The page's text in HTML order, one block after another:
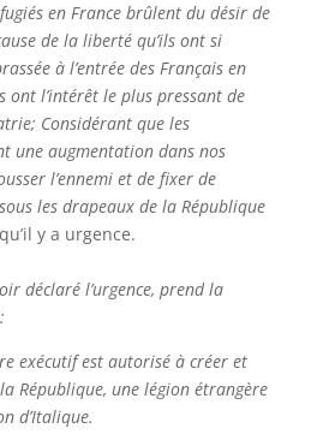
en France brûlent du désir de
de la liberté qu’ils ont si
à l’entrée des Français en
ont l’intérêt le plus pressant de
Considérant que les
une augmentation dans nos
l’ennemi et de fixer de
les drapeaux de la République
y a urgence.
déclaré l’urgence, prend la
exécutif est autorisé à créer et
République, une légion étrangère
d’Italique.